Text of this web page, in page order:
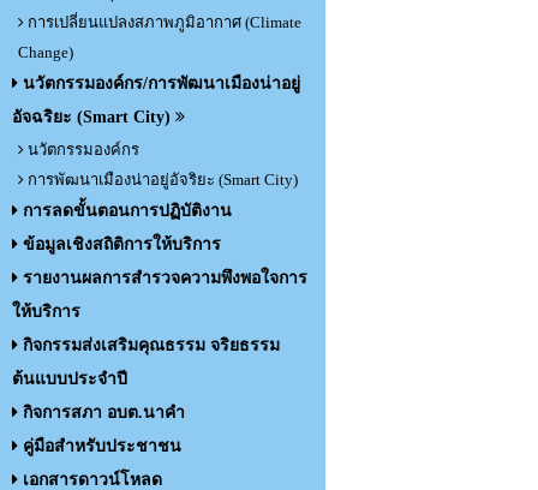
การเปลี่ยนแปลงสภาพภูมิอากาศ (Climate
Change)
นวัตกรรมองค์กร/การพัฒนาเมืองน่าอยู่
อัจฉริยะ (Smart City)
นวัตกรรมองค์กร
การพัฒนาเมืองน่าอยู่อัจริยะ (Smart City)
การลดขั้นตอนการปฏิบัติงาน
ข้อมูลเชิงสถิติการให้บริการ
รายงานผลการสำรวจความพึงพอใจการ
ให้บริการ
กิจกรรมส่งเสริมคุณธรรม จริยธรรม
ต้นแบบประจำปี
กิจการสภา อบต.นาคำ
คู่มือสำหรับประชาชน
เอกสารดาวน์โหลด